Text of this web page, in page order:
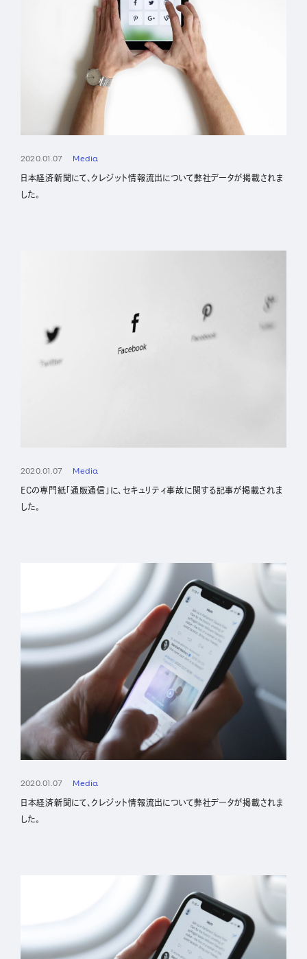
2020.01.07 Media
日本経済新聞にて、クレジット情報流出について弊社データが掲載されま
した。
2020.01.07 Media
ECの専門紙「通販通信」に、セキュリティ事故に関する記事が掲載されま
した。
2020.01.07 Media
日本経済新聞にて、クレジット情報流出について弊社データが掲載されま
した。